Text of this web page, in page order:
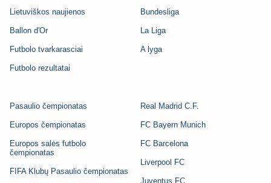
Lietuviškos naujienos
Ballon d'Or
Futbolo tvarkarasciai
Futbolo rezultatai
Bundesliga
La Liga
A lyga
Pasaulio čempionatas
Europos čempionatas
Europos salės futbolo
čempionatas
FIFA Klubų Pasaulio čempionatas
Real Madrid C.F.
FC Bayern Munich
FC Barcelona
Liverpool FC
Juventus FC